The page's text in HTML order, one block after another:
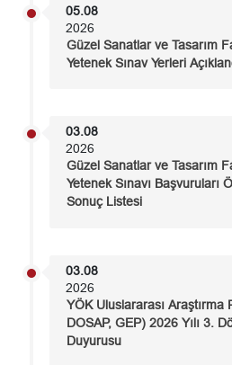
05.08
2026
Güzel Sanatlar ve Tasarım
Yetenek Sınav Yerleri
03.08
2026
Güzel Sanatlar ve Tasarım
Yetenek Sınavı Başvuruları
Sonuç Listesi
03.08
2026
YÖK Uluslararası Araştırma
DOSAP, GEP) 2026 Yılı 3.
Duyurusu